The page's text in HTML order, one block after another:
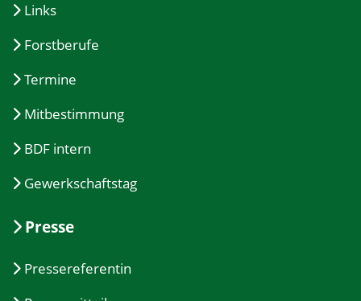
Links
Forstberufe
Termine
Mitbestimmung
BDF intern
Gewerkschaftstag
Presse
Pressereferentin